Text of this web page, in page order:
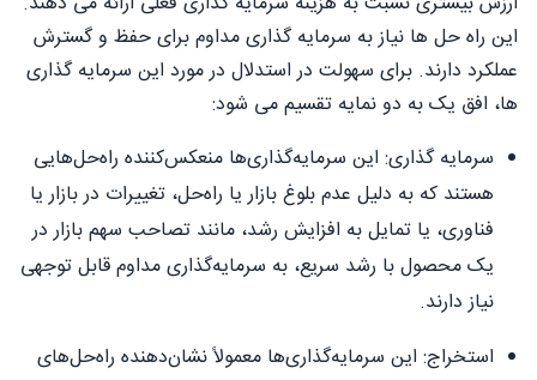
این راه حل ها نیاز به سرمایه گذاری مداوم برای حفظ و گسترش
عملکرد دارند. برای سهولت در استدلال در مورد این سرمایه گذاری
ها، افق یک به دو نمایه تقسیم می شود:
سرمایه گذاری: این سرمایه‌گذاری‌ها منعکس‌کننده راه‌حل‌هایی
هستند که به دلیل عدم بلوغ بازار یا راه‌حل، تغییرات در بازار یا
فناوری، یا تمایل به افزایش رشد، مانند تصاحب سهم بازار در
یک محصول با رشد سریع، به سرمایه‌گذاری مداوم قابل توجهی
نیاز دارند.
استخراج: این سرمایه‌گذاری‌ها معمولاً نشان‌دهنده راه‌حل‌های